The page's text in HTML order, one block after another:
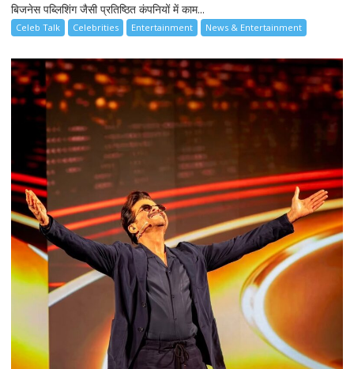
बिजनेस पब्लिशिंग जैसी प्रतिष्ठित कंपनियों में काम...
Celeb Talk Celebrities Entertainment News & Entertainment